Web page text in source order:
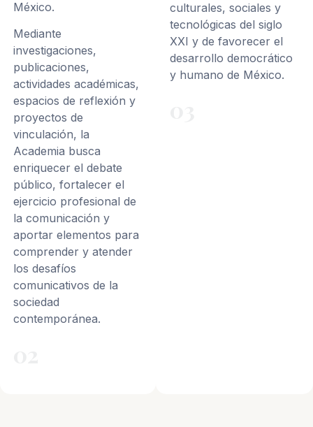
México.
Mediante
investigaciones,
publicaciones,
actividades académicas,
espacios de reflexión y
proyectos de
vinculación, la
Academia busca
enriquecer el debate
público, fortalecer el
ejercicio profesional de
la comunicación y
aportar elementos para
comprender y atender
los desafíos
comunicativos de la
sociedad
contemporánea.
culturales, sociales y
tecnológicas del siglo
XXI y de favorecer el
desarrollo democrático
y humano de México.